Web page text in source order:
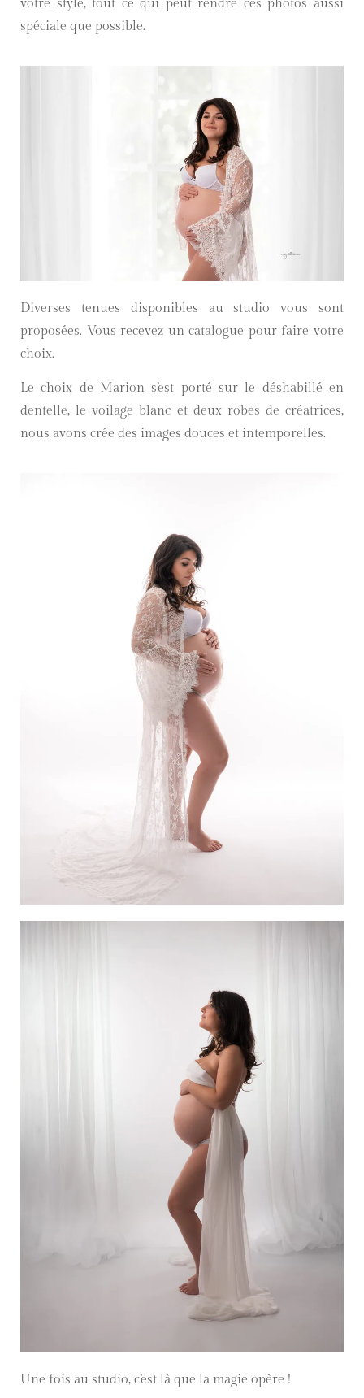
votre style, tout ce qui peut rendre ces photos aussi
spéciale que possible.
Diverses tenues disponibles au studio vous sont
proposées. Vous recevez un catalogue pour faire votre
choix.
Le choix de Marion s’est porté sur le déshabillé en
dentelle, le voilage blanc et deux robes de créatrices,
nous avons crée des images douces et intemporelles.
Une fois au studio, c’est là que la magie opère !